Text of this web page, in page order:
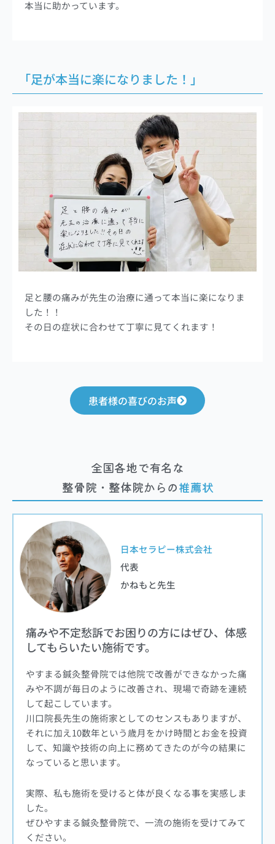
本当に助かっています。
「足が本当に楽になりました！」
足と腰の痛みが先生の治療に通って本当に楽になりま
した！！
その日の症状に合わせて丁寧に見てくれます！
患者様の喜びのお声
全国各地で有名な
整骨院・整体院からの推薦状
日本セラピー株式会社
代表
かねもと先生
痛みや不定愁訴でお困りの方にはぜひ、体感
してもらいたい施術です。
やすまる鍼灸整骨院では他院で改善ができなかった痛
みや不調が毎日のように改善され、現場で奇跡を連続
して起こしています。
川口院長先生の施術家としてのセンスもありますが、
それに加え10数年という歳月をかけ時間とお金を投資
して、知識や技術の向上に務めてきたのが今の結果に
なっていると思います。
実際、私も施術を受けると体が良くなる事を実感しま
した。
ぜひやすまる鍼灸整骨院で、一流の施術を受けてみて
ください。